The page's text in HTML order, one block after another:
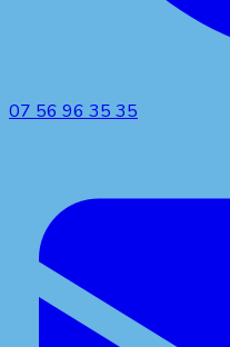
07 56 96 35 35